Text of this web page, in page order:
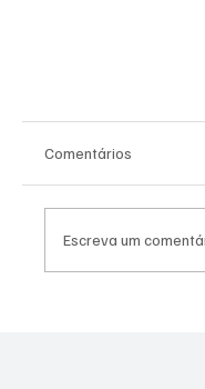
Networking e
Comentários
Escreva um